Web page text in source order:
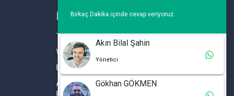
İLETİŞİM
Telefon : 0 212 461 75 87
WhatsApp : 0 212 461 75 87
E-mail :info@tanitimyazisi.com.tr
Adres : Merkez Mh. DeğirmenBahçe Cd. A1 A
Blok D : 19 Kat :1 İstwest Rezidans
Birkaç Dakika içinde cevap veriyoruz.
Akın Bilal Şahin
Yönetici
Gökhan GÖKMEN